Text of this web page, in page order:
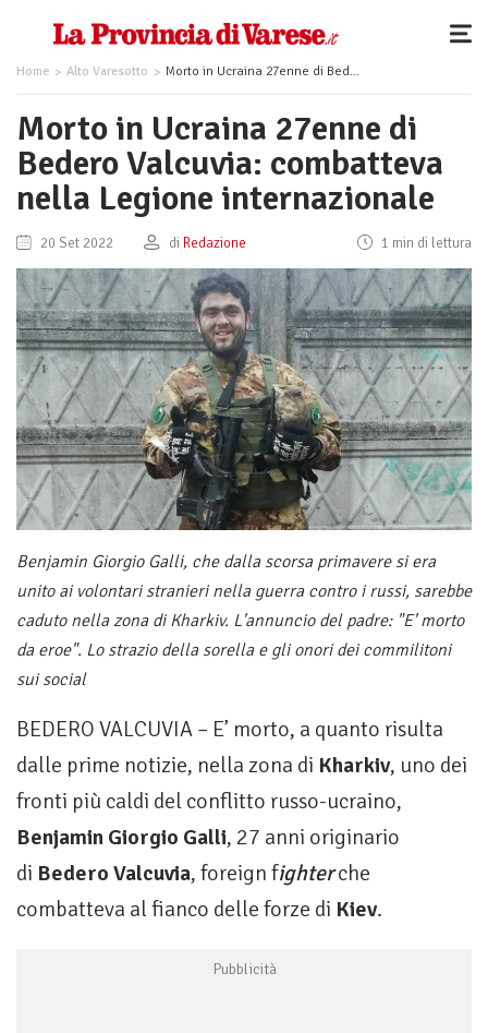
Home Alto Varesotto Morto in Ucraina 27enne di Bedero Valcuvia: combatteva nella Legione internazionale
Morto in Ucraina 27enne di
Bedero Valcuvia: combatteva
nella Legione internazionale
20 Set 2022 di Redazione 1 min di lettura
Benjamin Giorgio Galli, che dalla scorsa primavere si era
unito ai volontari stranieri nella guerra contro i russi, sarebbe
caduto nella zona di Kharkiv. L'annuncio del padre: "E' morto
da eroe". Lo strazio della sorella e gli onori dei commilitoni
sui social
BEDERO VALCUVIA – E’ morto, a quanto risulta
dalle prime notizie, nella zona di Kharkiv, uno dei
fronti più caldi del conflitto russo-ucraino,
Benjamin Giorgio Galli, 27 anni originario
di Bedero Valcuvia, foreign fighterche
combatteva al fianco delle forze di Kiev.